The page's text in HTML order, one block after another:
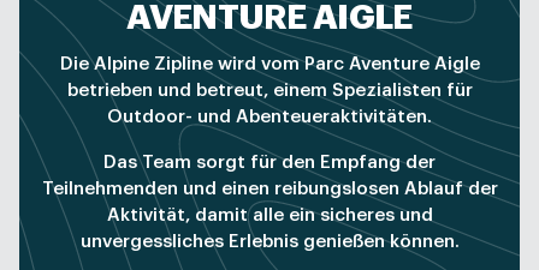
AVENTURE AIGLE
Die Alpine Zipline wird vom Parc Aventure Aigle
betrieben und betreut, einem Spezialisten für
Outdoor- und Abenteueraktivitäten.
Das Team sorgt für den Empfang der
Teilnehmenden und einen reibungslosen Ablauf der
Aktivität, damit alle ein sicheres und
unvergessliches Erlebnis genießen können.